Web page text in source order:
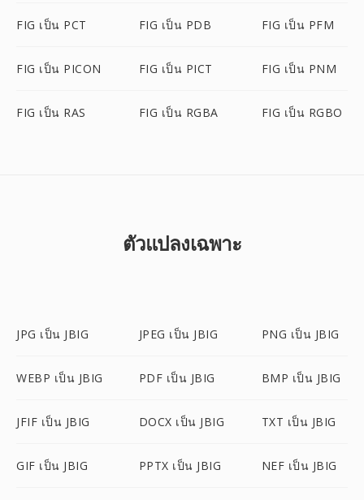
FIG เป็น PCT FIG เป็น PDB FIG เป็น PFM
FIG เป็น PICON FIG เป็น PICT FIG เป็น PNM
FIG เป็น RAS FIG เป็น RGBA FIG เป็น RGBO
ตัวแปลงเฉพาะ
JPG เป็น JBIG JPEG เป็น JBIG PNG เป็น JBIG
WEBP เป็น JBIG PDF เป็น JBIG BMP เป็น JBIG
JFIF เป็น JBIG DOCX เป็น JBIG TXT เป็น JBIG
GIF เป็น JBIG PPTX เป็น JBIG NEF เป็น JBIG